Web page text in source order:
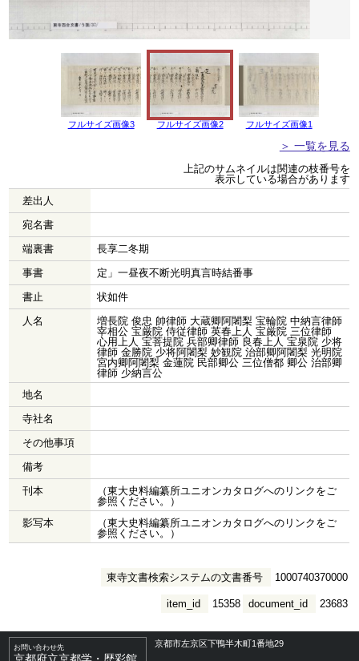
フルサイズ画像3 フルサイズ画像2 フルサイズ画像1
＞ 一覧を見る
上記のサムネイルは関連の枝番号を
表示している場合があります
差出人
宛名書
端裏書
長享二冬期
事書
定」一昼夜不断光明真言時結番事
書止
状如件
人名
増長院 俊忠 帥律師 大蔵卿阿闍梨 宝輪院 中納言律師
宰相公 宝厳院 侍従律師 英春上人 宝厳院 三位律師
心用上人 宝菩提院 兵部卿律師 良春上人 宝泉院 少将
律師 金勝院 少将阿闍梨 妙観院 治部卿阿闍梨 光明院
宮内卿阿闍梨 金蓮院 民部卿公 三位僧都 卿公 治部卿
律師 少納言公
地名
寺社名
その他事項
備考
刊本
（東大史料編纂所ユニオンカタログへのリンクをご
参照ください。）
影写本
（東大史料編纂所ユニオンカタログへのリンクをご
参照ください。）
東寺文書検索システムの文書番号 1000740370000
document_id 23683
item_id 15358
お問い合わせ先 京都市左京区下鴨半木町1番地29